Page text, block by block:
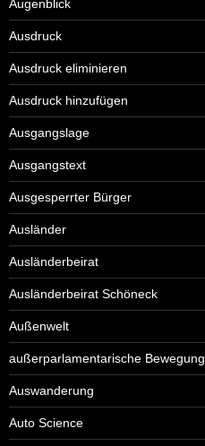
Augenblick
Ausdruck
Ausdruck eliminieren
Ausdruck hinzufügen
Ausgangslage
Ausgangstext
Ausgesperrter Bürger
Ausländer
Ausländerbeirat
Ausländerbeirat Schöneck
Außenwelt
außerparlamentarische Bewegung
Auswanderung
Auto Science